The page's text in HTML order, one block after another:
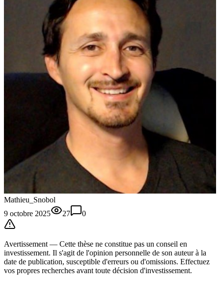
Mathieu_Snobol
9 octobre 2025
27 0
Avertissement — Cette thèse ne constitue pas un conseil en
investissement. Il s'agit de l'opinion personnelle de son auteur à la
date de publication, susceptible d'erreurs ou d'omissions. Effectuez
vos propres recherches avant toute décision d'investissement.